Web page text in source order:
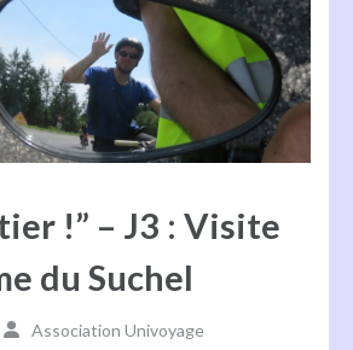
!” – J3 : Visite
du Suchel
Association Univoyage